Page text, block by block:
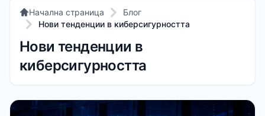
Начална страница
Блог
Нови тенденции в киберсигурността
Нови тенденции в
киберсигурността